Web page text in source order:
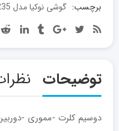
برچسب: گوشی نوکیا مدل 235 4G
توضیحات
دوسیم کلرت -مموری -